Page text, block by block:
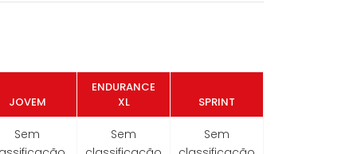
JOVEM
ENDURANCE
XL
SPRINT
Sem
Sem
Sem